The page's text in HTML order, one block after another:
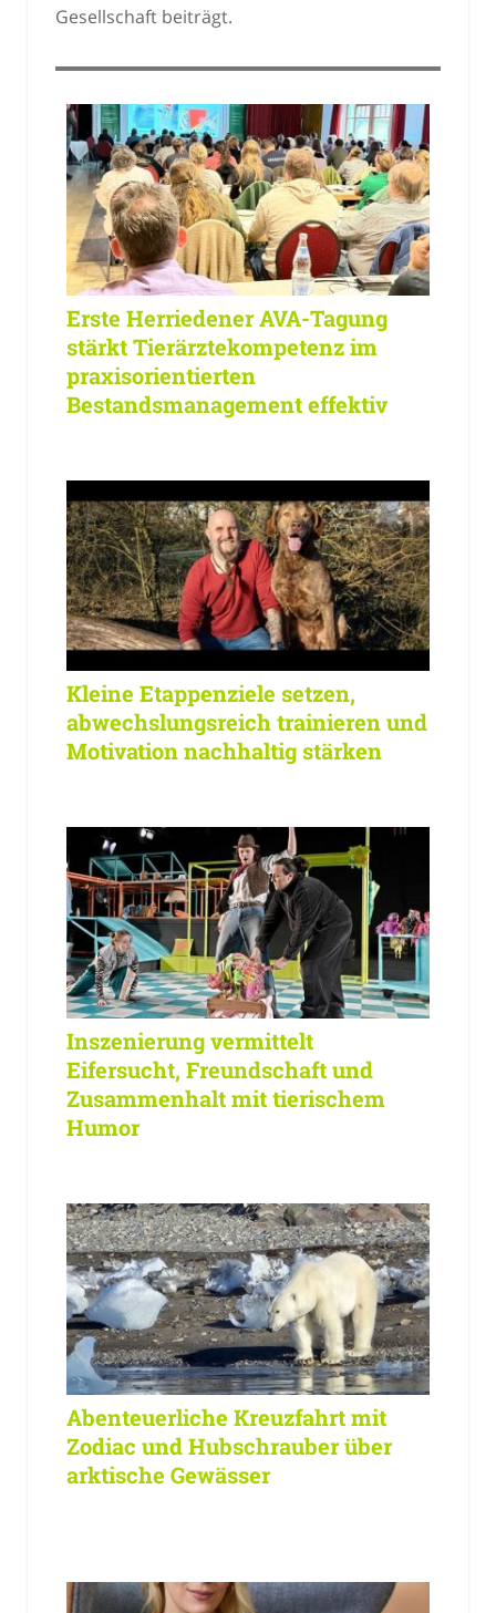
Gesellschaft beiträgt.
Erste Herriedener AVA-Tagung
stärkt Tierärztekompetenz im
praxisorientierten
Bestandsmanagement effektiv
Kleine Etappenziele setzen,
abwechslungsreich trainieren und
Motivation nachhaltig stärken
Inszenierung vermittelt
Eifersucht, Freundschaft und
Zusammenhalt mit tierischem
Humor
Abenteuerliche Kreuzfahrt mit
Zodiac und Hubschrauber über
arktische Gewässer